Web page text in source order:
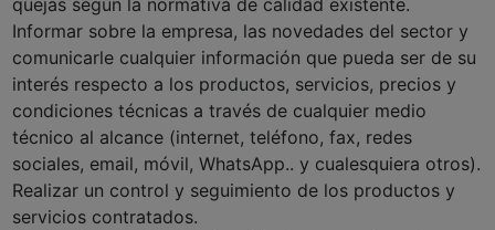
Informar sobre la empresa, las novedades del sector y
comunicarle cualquier información que pueda ser de su
interés respecto a los productos, servicios, precios y
condiciones técnicas a través de cualquier medio
técnico al alcance (internet, teléfono, fax, redes
sociales, email, móvil, WhatsApp.. y cualesquiera otros).
Realizar un control y seguimiento de los productos y
servicios contratados.